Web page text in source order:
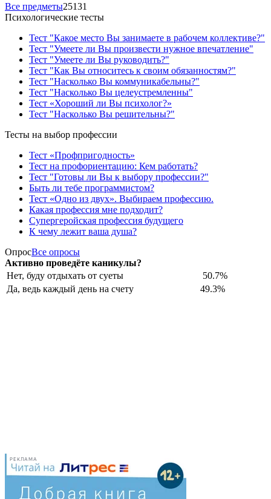
Все предметы25131
Психологические тесты
Тест "Какое место Вы занимаете в рабочем коллективе?"
Тест "Умеете ли Вы произвести нужное впечатление"
Тест "Умеете ли Вы руководить?"
Тест "Как Вы относитесь к своим обязанностям?"
Тест "Насколько Вы коммуникабельны?"
Тест "Насколько Вы целеустремленны"
Тест «Хороший ли Вы психолог?»
Тест "Насколько Вы решительны?"
Тесты на выбор профессии
Тест «Профпригодность»
Тест на профориентацию: Кем работать?
Тест "Готовы ли Вы к выбору профессии?"
Быть ли тебе программистом?
Тест «Одно из двух». Выбираем профессию.
Какая профессия мне подходит?
Супергеройская профессия будущего
К чему лежит ваша душа?
ОпросВсе опросы
Активно проведёте каникулы?
Нет, буду отдыхать от суеты
50.7%
Да, ведь каждый день на счету
49.3%
РЕКЛАМА